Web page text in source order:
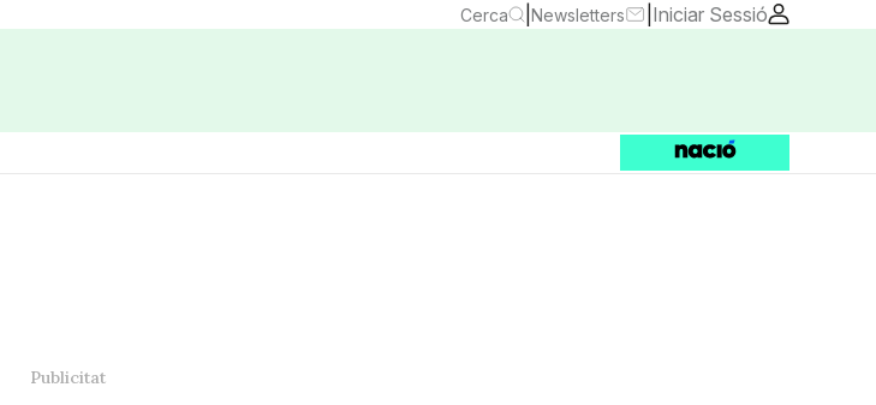
Cerca Newsletters Iniciar Sessió